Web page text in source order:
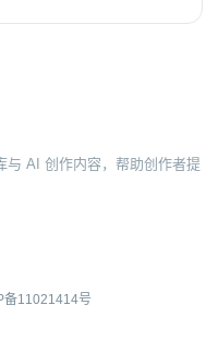
与 AI 创作内容，帮助创作者提
备11021414号